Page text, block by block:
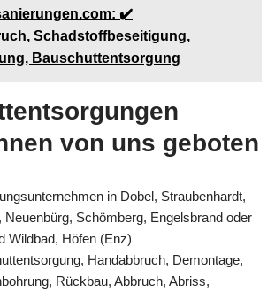
✔️
Schadstoffbeseitigung,
Bauschuttentsorgung
von uns geboten
in Dobel, Straubenhardt,
Neuenbürg, Schömberg, Engelsbrand oder
Wildbad, Höfen (Enz)
Handabbruch, Demontage,
Rückbau, Abbruch, Abriss,